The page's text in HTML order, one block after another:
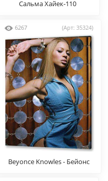
Сальма Хайек-110
6267 (Арт: 35324)
Beyonce Knowles - Бейонс